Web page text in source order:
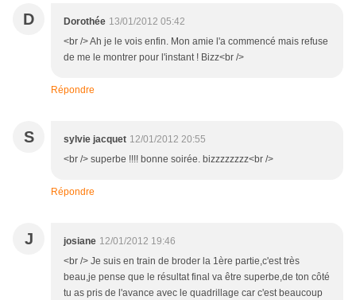
D Dorothée 13/01/2012 05:42
<br /> Ah je le vois enfin. Mon amie l'a commencé mais refuse
de me le montrer pour l'instant ! Bizz<br />
Répondre
S sylvie jacquet 12/01/2012 20:55
<br /> superbe !!!! bonne soirée. bizzzzzzzz<br />
Répondre
J josiane 12/01/2012 19:46
<br /> Je suis en train de broder la 1ère partie,c'est très
beau,je pense que le résultat final va être superbe,de ton côté
tu as pris de l'avance avec le quadrillage car c'est beaucoup